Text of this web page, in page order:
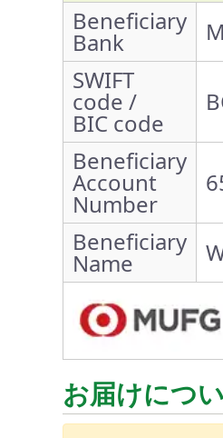
Beneficiary
Bank
SWIFT
code /
BIC code
Beneficiary
Account
Number
Beneficiary
Name
お届けにつ